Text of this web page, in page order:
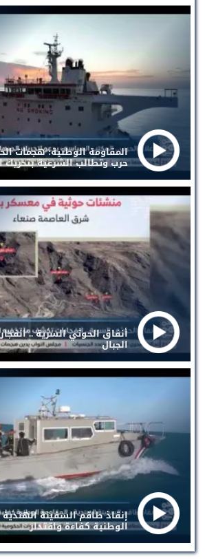
المقاومة الوطنية: هجمات
حرب وتطالب الشرعية بتحريك
أنفاق الحوثي السرية ..
الجبال
إنقاذ طاقم السفينة الهندية
الوطنية كفاءة واقتدار